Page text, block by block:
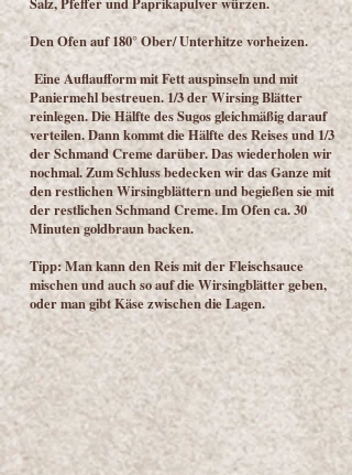
Den Ofen auf 180° Ober/ Unterhitze vorheizen.
Eine Auflaufform mit Fett auspinseln und mit
Paniermehl bestreuen. 1/3 der Wirsing Blätter
reinlegen. Die Hälfte des Sugos gleichmäßig darauf
verteilen. Dann kommt die Hälfte des Reises und 1/3
der Schmand Creme darüber. Das wiederholen wir
nochmal. Zum Schluss bedecken wir das Ganze mit
den restlichen Wirsingblättern und begießen sie mit
der restlichen Schmand Creme. Im Ofen ca. 30
Minuten goldbraun backen.
Tipp: Man kann den Reis mit der Fleischsauce
mischen und auch so auf die Wirsingblätter geben,
oder man gibt Käse zwischen die Lagen.